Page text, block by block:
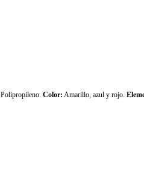
Polipropileno. Color: Amarillo, azul y rojo.